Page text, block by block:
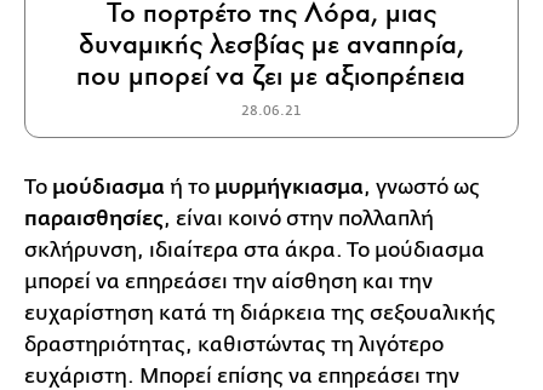
Το πορτρέτο της Λόρα, μιας
δυναμικής λεσβίας με αναπηρία,
που μπορεί να ζει με αξιοπρέπεια
28.06.21
Το μούδιασμα ή το μυρμήγκιασμα, γνωστό ως
παραισθησίες, είναι κοινό στην πολλαπλή
σκλήρυνση, ιδιαίτερα στα άκρα. Το μούδιασμα
μπορεί να επηρεάσει την αίσθηση και την
ευχαρίστηση κατά τη διάρκεια της σεξουαλικής
δραστηριότητας, καθιστώντας τη λιγότερο
ευχάριστη. Μπορεί επίσης να επηρεάσει την